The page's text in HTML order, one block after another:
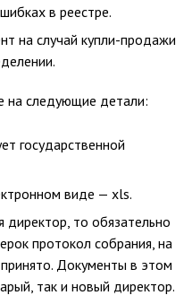
в реестре.
на случай купли-продажи
на следующие детали:
государственной
виде — xls.
директор, то обязательно
протокол собрания, на
Документы в этом
так и новый директор.